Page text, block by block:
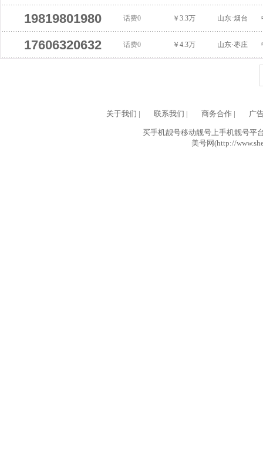
19819801980 话费0 ￥3.3万 山东·烟台
17606320632 话费0 ￥4.3万 山东·枣庄
关于我们 | 联系我们 | 商务合作| 广
买手机靓号移动靓号上手机靓号平
美号网(http://